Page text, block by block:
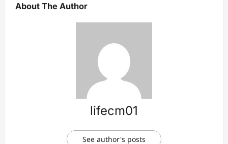
About The Author
lifecm01
See author's posts